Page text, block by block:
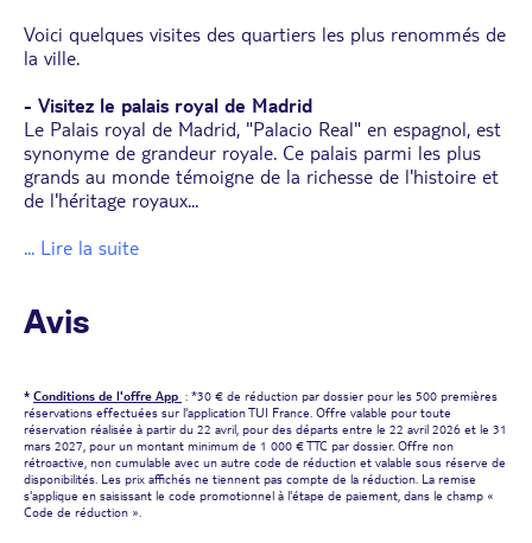
Voici quelques visites des quartiers les plus renommés de
la ville.
- Visitez le palais royal de Madrid
Le Palais royal de Madrid, "Palacio Real" en espagnol, est
synonyme de grandeur royale. Ce palais parmi les plus
grands au monde témoigne de la richesse de l'histoire et
de l'héritage royaux...
... Lire la suite
Avis
* Conditions de l'offre App : *30 € de réduction par dossier pour les 500 premières
réservations effectuées sur l'application TUI France. Offre valable pour toute
réservation réalisée à partir du 22 avril, pour des départs entre le 22 avril 2026 et le 31
mars 2027, pour un montant minimum de 1 000 € TTC par dossier. Offre non
rétroactive, non cumulable avec un autre code de réduction et valable sous réserve de
disponibilités. Les prix affichés ne tiennent pas compte de la réduction. La remise
s'applique en saisissant le code promotionnel à l'étape de paiement, dans le champ «
Code de réduction ».